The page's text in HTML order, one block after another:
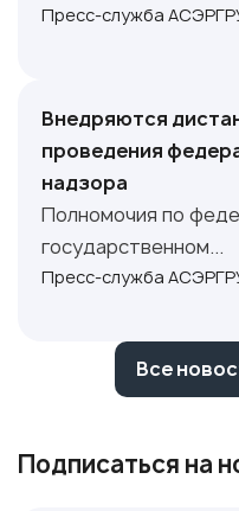
Пресс-служба
Внедряются
проведения
надзора
Полномочия по
государственном...
Пресс-служба
Все
Подписаться на